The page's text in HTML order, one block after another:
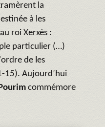
la
à les
roi Xerxès :
particulier (…)
de les
15). Aujourd’hui
commémore